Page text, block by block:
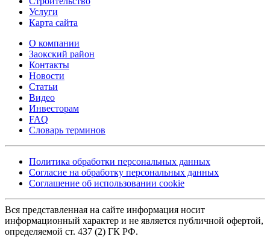
Услуги
Карта сайта
О компании
Заокский район
Контакты
Новости
Статьи
Видео
Инвесторам
FAQ
Словарь терминов
Политика обработки персональных данных
Согласие на обработку персональных данных
Соглашение об использовании cookie
Вся представленная на сайте информация носит
информационный характер и не является публичной офертой,
определяемой ст. 437 (2) ГК РФ.